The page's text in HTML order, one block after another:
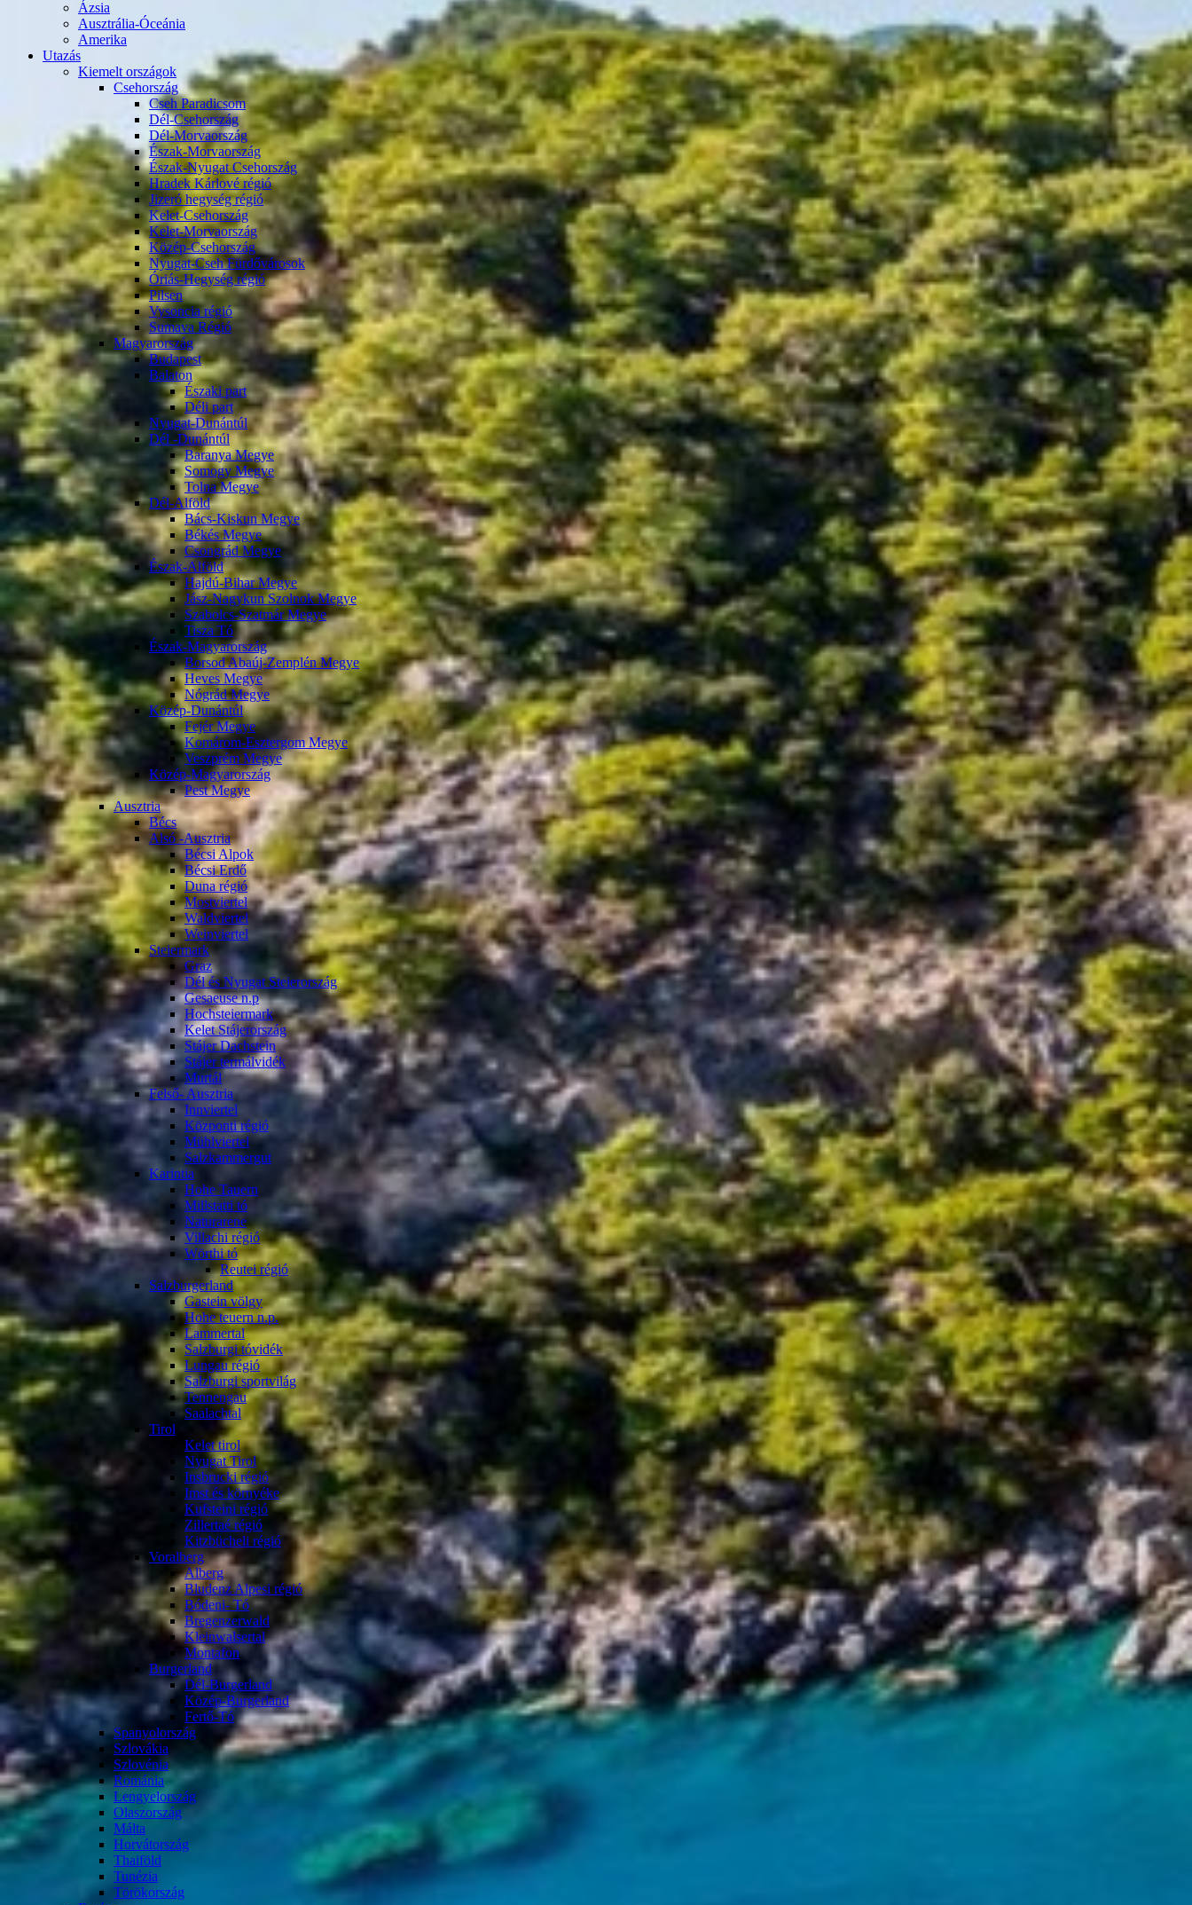
Ázsia
Ausztrália-Óceánia
Amerika
Utazás
Kiemelt országok
Csehország
Cseh Paradicsom
Dél-Csehország
Dél-Morvaország
Észak-Morvaország
Észak-Nyugat Csehország
Hradek Kárlové régió
Jizeró hegység régió
Kelet-Csehország
Kelet-Morvaország
Közép-Csehország
Nyugat-Cseh Fürdővárosok
Óriás-Hegység régió
Pilsen
Vysoncia régió
Sumava Régió
Magyarország
Budapest
Balaton
Északi part
Déli part
Nyugat-Dunántúl
Dél -Dunántúl
Baranya Megye
Somogy Megye
Tolna Megye
Dél-Alföld
Bács-Kiskun Megye
Békés Megye
Csongrád Megye
Észak-Alföld
Hajdú-Bihar Megye
Jász-Nagykun Szolnok Megye
Szabolcs-Szatmár Megye
Tisza Tó
Észak-Magyarország
Borsod Abaúj-Zemplén Megye
Heves Megye
Nógrád Megye
Közép-Dunántúl
Fejér Megye
Komárom-Esztergom Megye
Veszprém Megye
Közép-Magyarország
Pest Megye
Ausztria
Bécs
Alsó -Ausztria
Bécsi Alpok
Bécsi Erdő
Duna régió
Mostviertel
Waldviertel
Weinviertel
Steiermark
Graz
Dél és Nyugat Steierország
Gesaeuse n.p
Hochsteiermark
Kelet Stájerország
Stájer Dachstein
Stájer termálvidék
Murtál
Felső- Ausztria
Innviertel
Központi régió
Mühlviertel
Salzkammergut
Karintia
Hohe Tauern
Millstatti tó
Naturarene
Villachi régió
Wörthi tó
Reutei régió
Salzburgerland
Gastein völgy
Hohe teuern n.p.
Lammertal
Salzburgi tóvidék
Lungau régió
Salzburgi sportvilág
Tennengau
Saalachtal
Tirol
Kelet tirol
Nyugat Tirol
Insbrucki régió
Imst és környéke
Kufsteini régió
Zillertaé régió
Kitzbücheli régió
Voralberg
Alberg
Bludenz Alpesi régió
Bódeni- Tó
Bregenzerwald
Kleinwalsertal
Montafon
Burgerland
Dél-Burgerland
Közép-Burgerland
Fertő-Tó
Spanyolország
Szlovákia
Szlovénia
Románia
Lengyelország
Olaszország
Málta
Horvátország
Thaiföld
Tunézia
Törökország